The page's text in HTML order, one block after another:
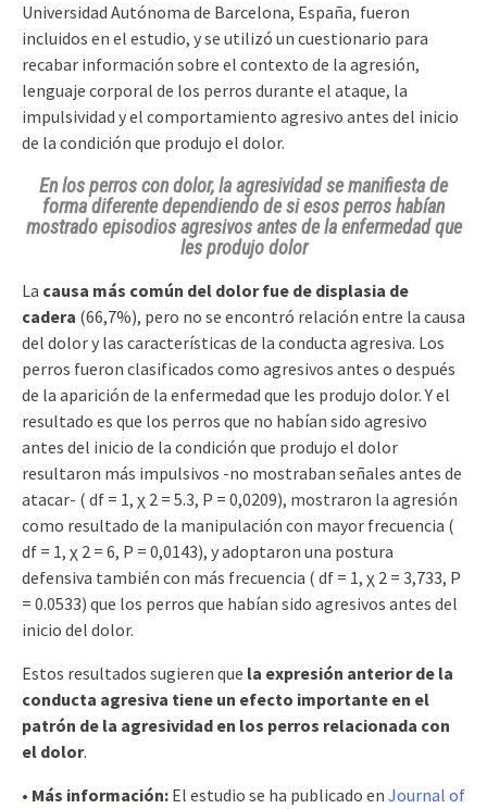
Universidad Autónoma de Barcelona, ​​España, fueron
incluidos en el estudio, y se utilizó un cuestionario para
recabar información sobre el contexto de la agresión,
lenguaje corporal de los perros durante el ataque, la
impulsividad y el comportamiento agresivo antes del inicio
de la condición que produjo el dolor.
En los perros con dolor, la agresividad se manifiesta de
forma diferente dependiendo de si esos perros habían
mostrado episodios agresivos antes de la enfermedad que
les produjo dolor
La causa más común del dolor fue de displasia de
cadera (66,7%), pero no se encontró relación entre la causa
del dolor y las características de la conducta agresiva. Los
perros fueron clasificados como agresivos antes o después
de la aparición de la enfermedad que les produjo dolor. Y el
resultado es que los perros que no habían sido agresivo
antes del inicio de la condición que produjo el dolor
resultaron más impulsivos -no mostraban señales antes de
atacar- ( df = 1, χ 2 = 5.3, P = 0,0209), mostraron la agresión
como resultado de la manipulación con mayor frecuencia (
df = 1, χ 2 = 6, P = 0,0143), y adoptaron una postura
defensiva también con más frecuencia ( df = 1, χ 2 = 3,733, P
= 0.0533) que los perros que habían sido agresivos antes del
inicio del dolor.
Estos resultados sugieren que la expresión anterior de la
conducta agresiva tiene un efecto importante en el
patrón de la agresividad en los perros relacionada con
el dolor.
• Más información: El estudio se ha publicado en Journal of